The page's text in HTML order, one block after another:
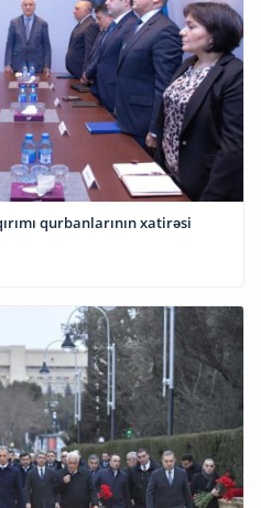
qurbanlarının xatirəsi